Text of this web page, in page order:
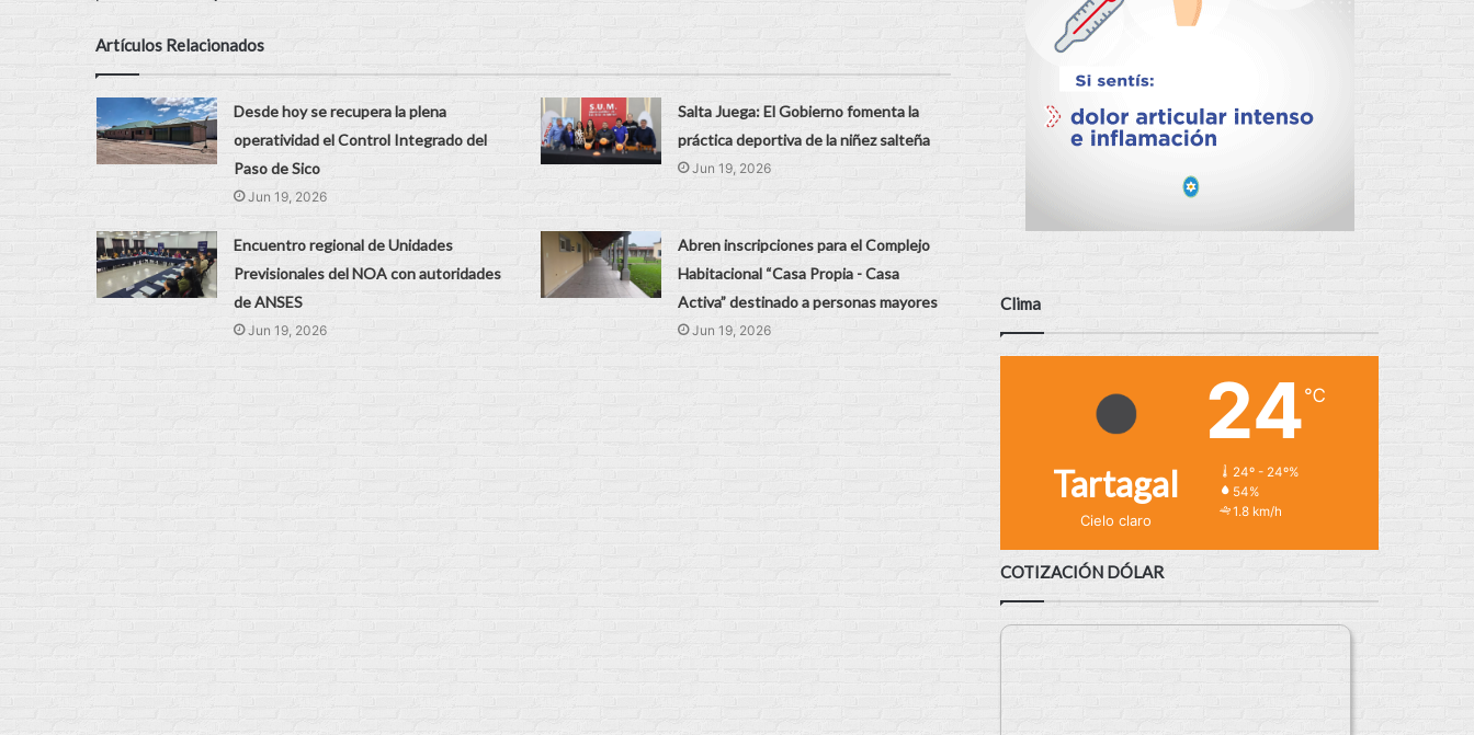
Artículos Relacionados
Desde hoy se recupera la plena
operatividad el Control Integrado del
Paso de Sico
Jun 19, 2026
Salta Juega: El Gobierno fomenta la
práctica deportiva de la niñez salteña
Jun 19, 2026
Encuentro regional de Unidades
Previsionales del NOA con autoridades
de ANSES
Jun 19, 2026
Abren inscripciones para el Complejo
Habitacional “Casa Propia - Casa
Activa” destinado a personas mayores
Jun 19, 2026
Clima
Tartagal
Cielo claro
24℃
24º - 24º%
54%
1.8 km/h
COTIZACIÓN DÓLAR